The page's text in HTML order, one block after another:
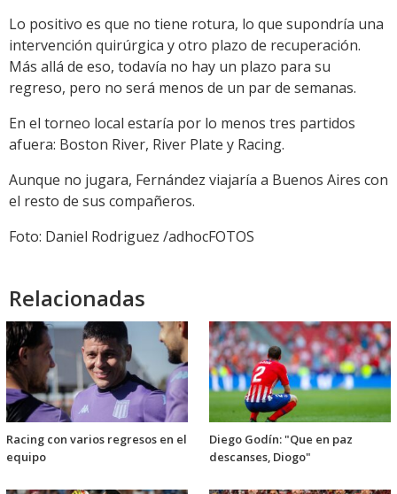
Lo positivo es que no tiene rotura, lo que supondría una
intervención quirúrgica y otro plazo de recuperación.
Más allá de eso, todavía no hay un plazo para su
regreso, pero no será menos de un par de semanas.
En el torneo local estaría por lo menos tres partidos
afuera: Boston River, River Plate y Racing.
Aunque no jugara, Fernández viajaría a Buenos Aires con
el resto de sus compañeros.
Foto: Daniel Rodriguez /adhocFOTOS
Relacionadas
Racing con varios regresos en el
equipo
Diego Godín: "Que en paz
descanses, Diogo"